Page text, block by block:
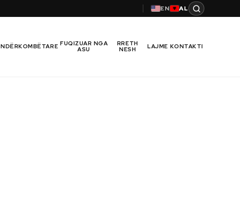
EN AL
NDËRKOMBËTARE FUQIZUAR NGA
ASU
RRETH
NESH LAJME KONTAKTI